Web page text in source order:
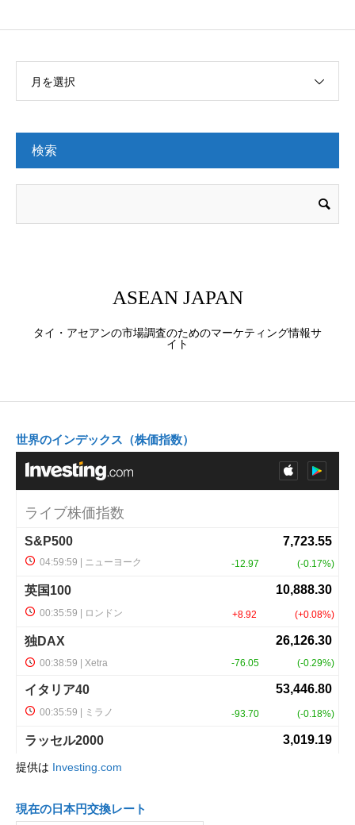
月を選択
検索
ASEAN JAPAN
タイ・アセアンの市場調査のためのマーケティング情報サ
イト
世界のインデックス（株価指数）
提供は Investing.com
現在の日本円交換レート